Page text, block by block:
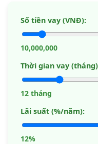
Số tiền vay (VNĐ):
10,000,000
Thời gian vay
12 tháng
Lãi suất (%/năm):
12%